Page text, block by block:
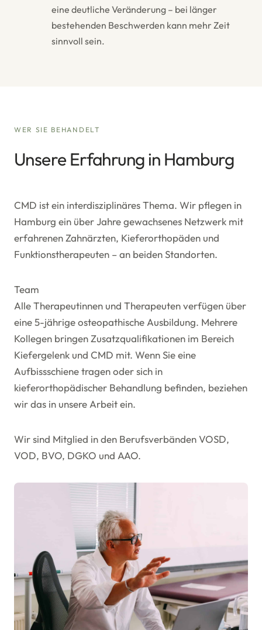
eine deutliche Veränderung – bei länger
bestehenden Beschwerden kann mehr Zeit
sinnvoll sein.
WER SIE BEHANDELT
Unsere Erfahrung in Hamburg
CMD ist ein interdisziplinäres Thema. Wir pflegen in
Hamburg ein über Jahre gewachsenes Netzwerk mit
erfahrenen Zahnärzten, Kieferorthopäden und
Funktionstherapeuten – an beiden Standorten.
Team
Alle Therapeutinnen und Therapeuten verfügen über
eine 5-jährige osteopathische Ausbildung. Mehrere
Kollegen bringen Zusatzqualifikationen im Bereich
Kiefergelenk und CMD mit. Wenn Sie eine
Aufbissschiene tragen oder sich in
kieferorthopädischer Behandlung befinden, beziehen
wir das in unsere Arbeit ein.
Wir sind Mitglied in den Berufsverbänden VOSD,
VOD, BVO, DGKO und AAO.